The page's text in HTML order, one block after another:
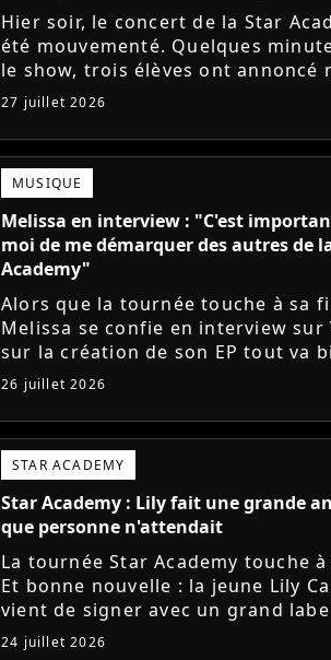
Hier soir, le concert de la Star
été mouvementé. Quelques
le show, trois élèves ont annoncé
vouloir monter sur scène pour des
raisons politiques. Leur...
27 juillet 2026
MUSIQUE
Melissa en interview : "C'est
moi de me démarquer des autres de
Academy"
Alors que la tournée touche à sa
Melissa se confie en interview sur
sur la création de son EP tout va
(j'crois), son envie de gommer
Star Academy, le jeu...
26 juillet 2026
STAR ACADEMY
Star Academy : Lily fait une grande
que personne n'attendait
La tournée Star Academy touche
Et bonne nouvelle : la jeune Lily
vient de signer avec un grand
musique en France.
24 juillet 2026